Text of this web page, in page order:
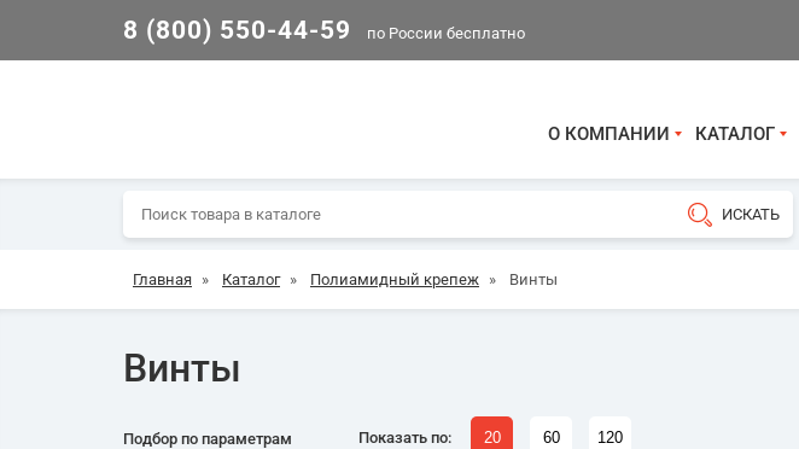
8 (800) 550-44-59 по России бесплатно
О КОМПАНИИ КАТАЛОГ
Главная » Каталог » Полиамидный крепеж » Винты
Винты
Подбор по параметрам Показать по: 20 60 120